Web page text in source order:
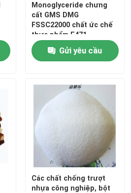
Monoglyceride chưng
cất GMS DMG
FSSC22000 chất ức chế
thực phẩm E471
Gửi yêu cầu
Các chất chống trượt
nhựa công nghiệp, bột